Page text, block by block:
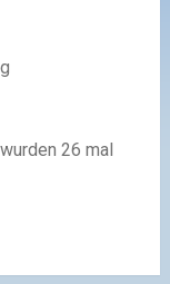
26 mal